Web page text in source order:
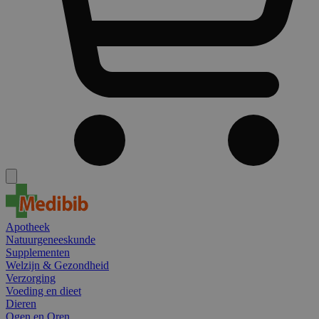
Apotheek
Natuurgeneeskunde
Supplementen
Welzijn & Gezondheid
Verzorging
Voeding en dieet
Dieren
Ogen en Oren